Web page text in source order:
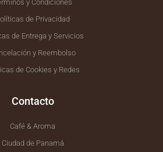
y Condiciones
de Privacidad
de Entrega y Servicios
y Reembolso
de Cookies y Redes
Contacto
Café & Aroma
Ciudad de Panamá